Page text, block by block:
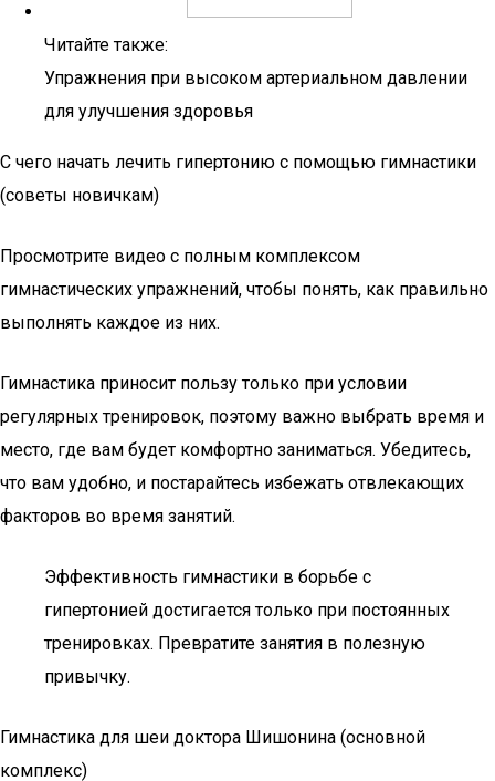
Читайте также:
Упражнения при высоком артериальном давлении
для улучшения здоровья
С чего начать лечить гипертонию с помощью гимнастики
(советы новичкам)
Просмотрите видео с полным комплексом
гимнастических упражнений, чтобы понять, как правильно
выполнять каждое из них.
Гимнастика приносит пользу только при условии
регулярных тренировок, поэтому важно выбрать время и
место, где вам будет комфортно заниматься. Убедитесь,
что вам удобно, и постарайтесь избежать отвлекающих
факторов во время занятий.
Эффективность гимнастики в борьбе с
гипертонией достигается только при постоянных
тренировках. Превратите занятия в полезную
привычку.
Гимнастика для шеи доктора Шишонина (основной
комплекс)